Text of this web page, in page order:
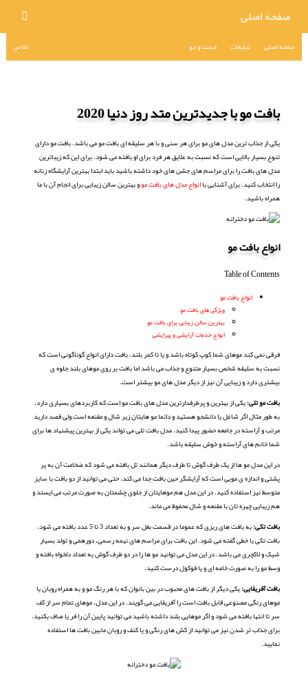
صفحه اصلی
صفحه اصلی تبلیغات جست و جو تماس
بافت مو با جدیدترین متد روز دنیا 2020
یکی از جذاب ترین مدل های مو برای هر سنی و با هر سلیقه ای بافت مو می باشد. بافت مو دارای
تنوع بسیار بالایی است که نسبت به علایق هر فرد برای او بافته می شود. برای این که زیباترین
مدل های بافت را برای مراسم های جشن های خود داشته باشید باید ابتدا بهترین آرایشگاه زنانه
را انتخاب کنید. برای آشنایی باانواع مدل های بافت موو بهترین سالن زیبایی برای انجام آن با ما
همراه باشید.
انواع بافت مو
Table of Contents
انواع بافت مو
ویژگی های بافت مو
بهترین سالن زیبایی برای بافت مو
انواع خدمات آرایشی و پیرایشی
فرقی نمی کند موهای شما کوپ کوتاه باشد و یا تا کمر بلند، بافت دارای انواع گوناگونی است که
نسبت به سلیقه شخص بسیار متنوع و جذاب می باشد اما بافت بر روی موهای بلند جلوه ی
بیشتری دارد و زیبایی آن نیز از دیگر مدل های مو بیشتر است.
بافت مو تلی:یکی از بهترین و پرطرفدارترین مدل های بافت مو است که کاربردهای بسیاری دارد،
به طور مثال اگر شاغل یا دانشجو هستید و دائما مو هایتان زیر شال و مقنعه است ولی قصد دارید
مرتب و آراسته در جامعه حضور پیدا کنید، مدل بافت تلی می تواند یکی از بهترین پیشنهاد ها برای
شما خانم های آراسته و خوش سلیقه باشد.
در این مدل مو ها از یک طرف گوش تا طرف دیگر همانند تل بافته می شود که ضخامت آن به پر
پشتی و اندازه ی مویی است که آرایشگر حین بافت جدا می کند. حتی می توانید از دو بافت با سایز
متوسط نیز استفاده کنید. در این مدل هم موهایتان از جلوی چشمتان به صورت مرتب می ایستد و
هم زیبایی چهره تان با مقنعه و شال محفوظ می ماند.
بافت تکی:
به بافت های ریزی که عموما در قسمت بغل سر و به تعداد 3 تا 5 عدد بافته می شود،
بافت تکی یا خطی گفته می شود. این بافت برای مراسم های نیمه رسمی، دورهمی و تولد بسیار
شیک و لاکچری می باشد. در این مدل می توانید مو ها را در دو طرف گوش به تعداد دلخواه بافته و
وسط مو را به صورت خامه ای و یا فوکول درست کنید.
بافت آفریقایی:یکی دیگر از بافت های محبوب در بین بانوان که با هر رنگ مو و به همراه روبان یا
موهای رنگی مصنوعی قابل بافت است را آفریقایی می گویند. در این مدل، موهای تمام سر از کف
سر تا انتها بافته می شود و اگر موهایی بلند داشته باشید می توانید پایین آن را فر یا صاف بکنید.
برای جذاب تر شدن نیز می توانید از کش های رنگی و یا کنف و روبان مابین بافت ها استفاده
نمایید.